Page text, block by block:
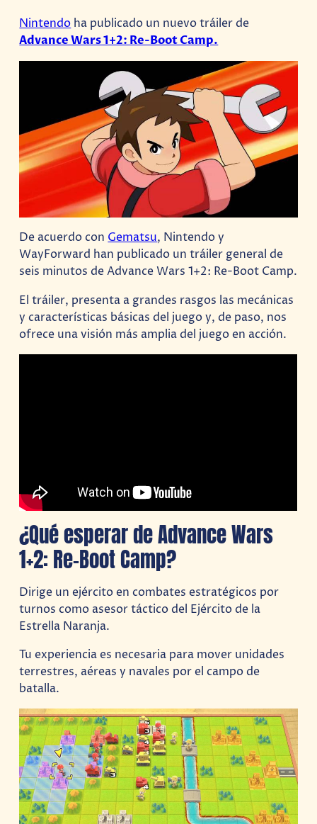
Nintendo ha publicado un nuevo tráiler de
Advance Wars 1+2: Re-Boot Camp.
De acuerdo con Gematsu, Nintendo y
WayForward han publicado un tráiler general de
seis minutos de Advance Wars 1+2: Re-Boot Camp.
El tráiler, presenta a grandes rasgos las mecánicas
y características básicas del juego y, de paso, nos
ofrece una visión más amplia del juego en acción.
¿Qué esperar de Advance Wars
1+2: Re-Boot Camp?
Dirige un ejército en combates estratégicos por
turnos como asesor táctico del Ejército de la
Estrella Naranja.
Tu experiencia es necesaria para mover unidades
terrestres, aéreas y navales por el campo de
batalla.